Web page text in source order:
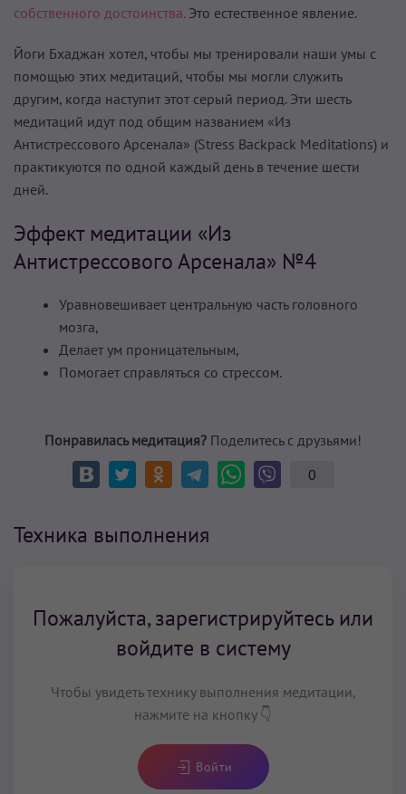
собственного достоинства.Это естественное явление.
Йоги Бхаджан хотел, чтобы мы тренировали наши умы с
помощью этих медитаций, чтобы мы могли служить
другим, когда наступит этот серый период. Эти шесть
медитаций идут под общим названием «Из
Антистрессового Арсенала» (Stress Backpack Meditations) и
практикуются по одной каждый день в течение шести
дней.
Эффект медитации «Из
Антистрессового Арсенала» №4
Уравновешивает центральную часть головного
мозга,
Делает ум проницательным,
Помогает справляться со стрессом.
Понравилась медитация? Поделитесь с друзьями!
0
Техника выполнения
Пожалуйста, зарегистрируйтесь или
войдите в систему
Чтобы увидеть технику выполнения медитации,
нажмите на кнопку 👇
Войти